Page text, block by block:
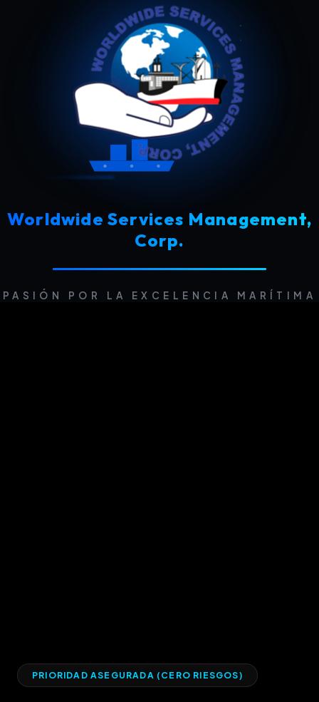
Worldwide Services Management,
Corp.
PASIÓN POR LA EXCELENCIA MARÍTIMA
Worldwide
PRIORIDAD ASEGURADA (CERO RIESGOS)